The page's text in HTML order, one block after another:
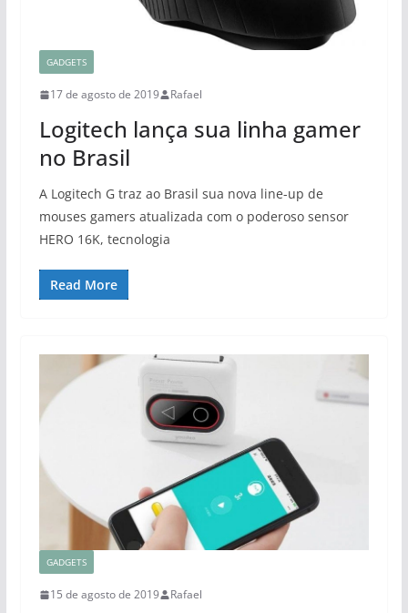
GADGETS
17 de agosto de 2019 Rafael
Logitech lança sua linha gamer
no Brasil
A Logitech G traz ao Brasil sua nova line-up de
mouses gamers atualizada com o poderoso sensor
HERO 16K, tecnologia
Read More
GADGETS
15 de agosto de 2019 Rafael